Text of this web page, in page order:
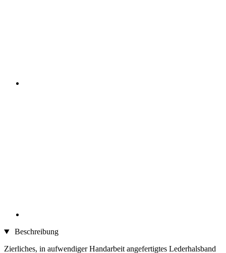
Beschreibung
Zierliches, in aufwendiger Handarbeit angefertigtes Lederhalsband